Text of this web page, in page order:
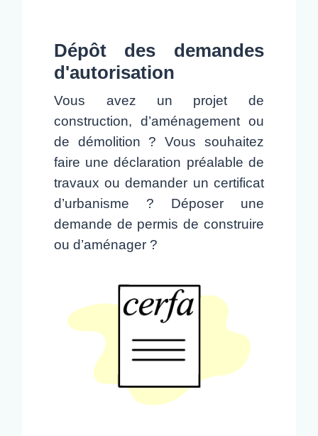
Dépôt des demandes
d'autorisation
Vous avez un projet de
construction, d’aménagement ou
de démolition ? Vous souhaitez
faire une déclaration préalable de
travaux ou demander un certificat
d’urbanisme ? Déposer une
demande de permis de construire
ou d’aménager ?